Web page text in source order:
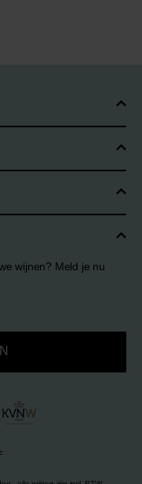
wijnen? Meld je nu